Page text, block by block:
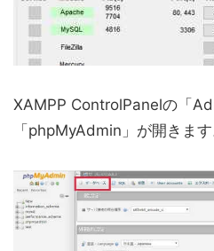
XAMPP ControlPanelの「
「phpMyAdmin」が開きます